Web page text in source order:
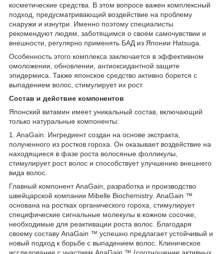
косметические средства. В этом вопросе важен комплексный
подход, предусматривающий воздействие на проблему
снаружи и изнутри. Именно поэтому специалисты
рекомендуют людям, заботящимся о своем самочувствии и
внешности, регулярно применять БАД из Японии Hatsuga.
Особенность этого комплекса заключается в эффективном
омоложении, обновлении, антиоксидантной защите
эпидермиса. Также японское средство активно борется с
выпадением волос, стимулирует их рост.
Состав и действие компонентов
Японский витамин имеет уникальный состав, включающий
только натуральные компоненты:
1. AnaGain. Ингредиент создан на основе экстракта,
полученного из ростков гороха. Он оказывает воздействие на
находящиеся в фазе роста волосяные фолликулы,
стимулирует рост волос и способствует улучшению внешнего
вида волос.
Главный компонент AnaGain, разработка и производство
швейцарской компании Mibelle Biochemistry. AnaGain ™
основана на ростках органического гороха, стимулирует
специфические сигнальные молекулы в кожном сосочке,
необходимые для реактивации роста волос. Благодаря
своему составу AnaGain ™ успешно предлагает устойчивый и
новый подход к борьбе с выпадением волос. Клиническое
исследование с участием AnaGain ™ (соотношение активных